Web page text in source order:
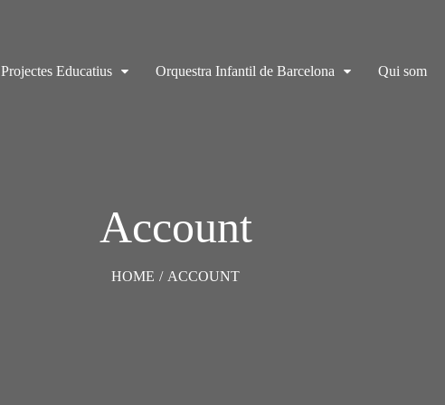
Projectes Educatius Orquestra Infantil de Barcelona Qui som
Account
HOME / ACCOUNT